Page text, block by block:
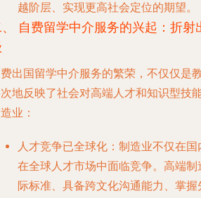
越阶层、实现更高社会定位的期望。
自费留学中介服务的兴起：折射
出国留学中介服务的繁荣，不仅仅是
地反映了社会对高端人才和知识型技
业：
人才竞争已全球化 ：制造业不仅在
在全球人才市场中面临竞争。高端
际标准、具备跨文化沟通能力、掌